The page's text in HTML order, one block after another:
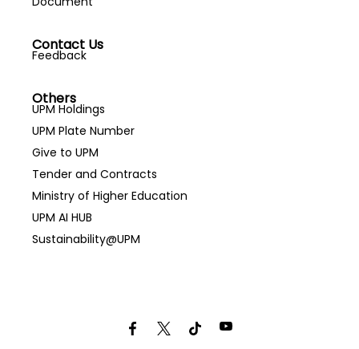
Contact Us
Feedback
Others
UPM Holdings
UPM Plate Number
Give to UPM
Tender and Contracts
Ministry of Higher Education
UPM AI HUB
Sustainability@UPM